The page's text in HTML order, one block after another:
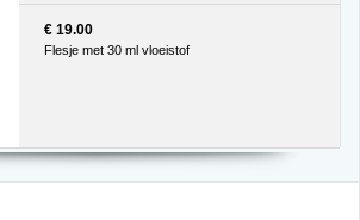
€ 19.00
Flesje met 30 ml vloeistof